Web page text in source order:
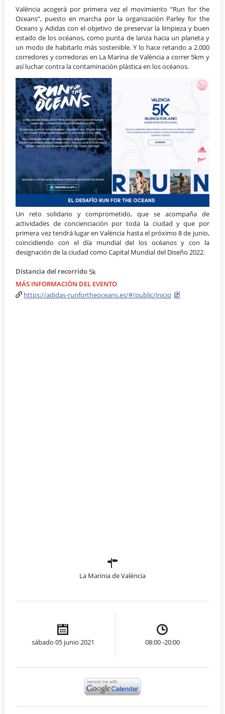
València acogerá por primera vez el movimiento “Run for the
Oceans”, puesto en marcha por la organización Parley for the
Oceans y Adidas con el objetivo de preservar la limpieza y buen
estado de los océanos, como punta de lanza hacia un planeta y
un modo de habitarlo más sostenible. Y lo hace retando a 2.000
corredores y corredoras en La Marina de València a correr 5km y
así luchar contra la contaminación plástica en los océanos.
Un reto solidario y comprometido, que se acompaña de
actividades de concienciación por toda la ciudad y que por
primera vez tendrá lugar en València hasta el próximo 8 de junio,
coincidiendo con el día mundial del los océanos y con la
designación de la ciudad como Capital Mundial del Diseño 2022.
Distancia del recorrido 5k
MÁS INFORMACIÓN DEL EVENTO
https://adidas-runfortheoceans.es/#/public/inicio
La Marinia de València
sábado 05 junio 2021 08:00 -20:00